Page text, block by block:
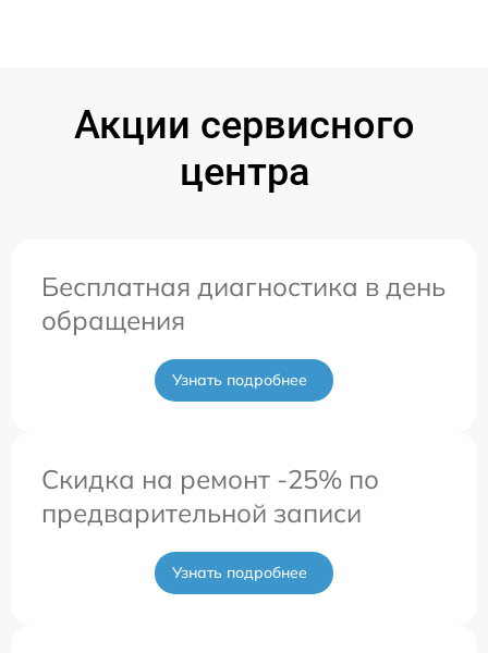
Акции сервисного
центра
Бесплатная диагностика в день
обращения
Узнать подробнее
Скидка на ремонт -25% по
предварительной записи
Узнать подробнее